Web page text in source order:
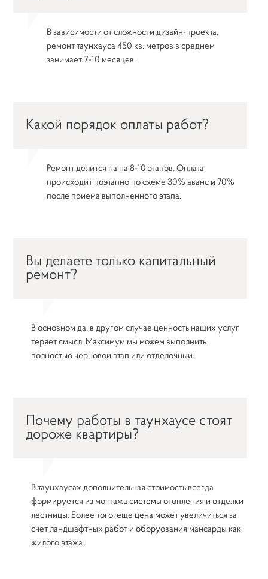
В зависимости от сложности дизайн-проекта,
ремонт таунхауса 450 кв. метров в среднем
занимает 7-10 месяцев.
Какой порядок оплаты работ?
Ремонт делится на на 8-10 этапов. Оплата
происходит поэтапно по схеме 30% аванс и 70%
после приема выполненного этапа.
Вы делаете только капитальный
ремонт?
В основном да, в другом случае ценность наших услуг
теряет смысл. Максимум мы можем выполнить
полностью черновой этап или отделочный.
Почему работы в таунхаусе стоят
дороже квартиры?
В таунхаусах дополнительная стоимость всегда
формируется из монтажа системы отопления и отделки
лестницы. Более того, еще цена может увеличиться за
счет ландшафтных работ и оборуования мансарды как
жилого этажа.